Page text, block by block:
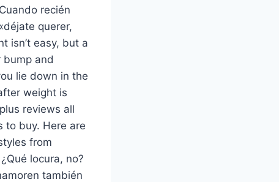
recién
querer,
isn’t easy, but a
and
lie down in the
weight is
reviews all
to buy. Here are
from
locura, no?
también